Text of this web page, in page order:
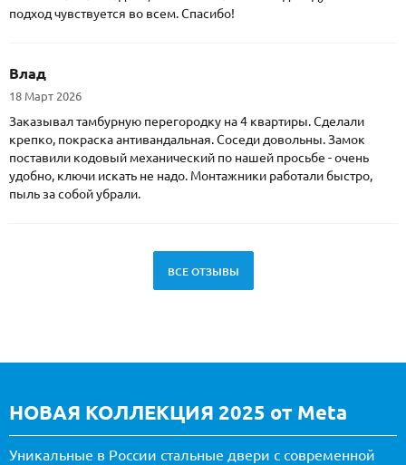
подход чувствуется во всем. Спасибо!
Влад
18 Март 2026
Заказывал тамбурную перегородку на 4 квартиры. Сделали
крепко, покраска антивандальная. Соседи довольны. Замок
поставили кодовый механический по нашей просьбе - очень
удобно, ключи искать не надо. Монтажники работали быстро,
пыль за собой убрали.
ВСЕ ОТЗЫВЫ
НОВАЯ КОЛЛЕКЦИЯ 2025 от Meta
Уникальные в России стальные двери с современной